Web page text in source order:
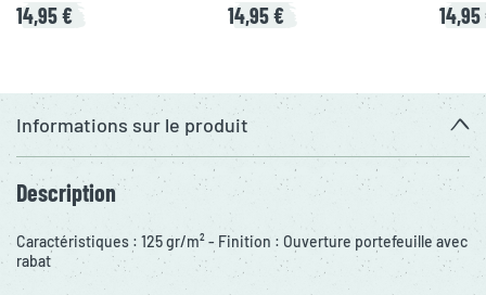
14,95 € 14,95 € 14,95
Informations sur le produit
Description
Caractéristiques : 125 gr/m² - Finition : Ouverture portefeuille avec
rabat